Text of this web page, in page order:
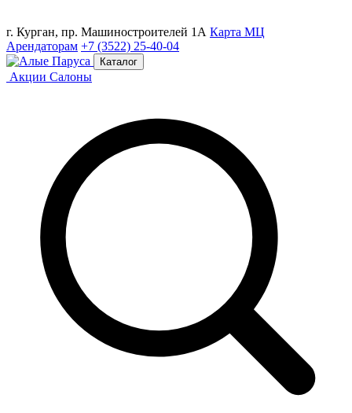
г. Курган, пр. Машиностроителей 1А Карта МЦ
Арендаторам +7 (3522) 25-40-04
Каталог
Акции Салоны